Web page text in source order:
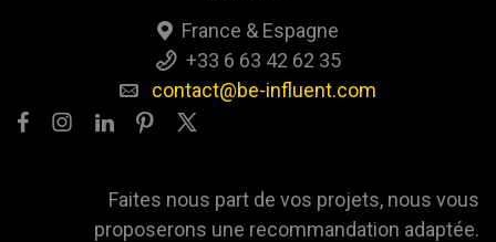
France & Espagne
+33 6 63 42 62 35
contact@be-influent.com
Faites nous part de vos projets, nous vous
proposerons une recommandation adaptée.